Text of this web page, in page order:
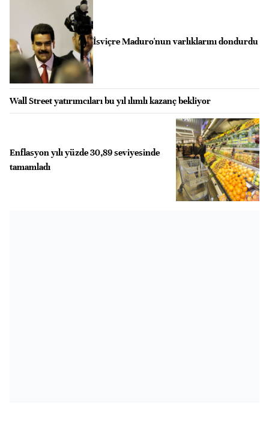
İsviçre Maduro'nun varlıklarını dondurdu
Wall Street yatırımcıları bu yıl ılımlı kazanç bekliyor
Enflasyon yılı yüzde 30,89 seviyesinde
tamamladı